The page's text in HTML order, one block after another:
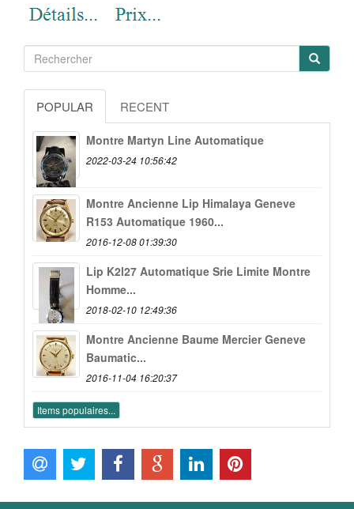
POPULAR RECENT
Montre Martyn Line Automatique
2022-03-24 10:56:42
Montre Ancienne Lip Himalaya Geneve
R153 Automatique 1960...
2016-12-08 01:39:30
Lip K2l27 Automatique Srie Limite Montre
Homme...
2018-02-10 12:49:36
Montre Ancienne Baume Mercier Geneve
Baumatic...
2016-11-04 16:20:37
Items populaires...